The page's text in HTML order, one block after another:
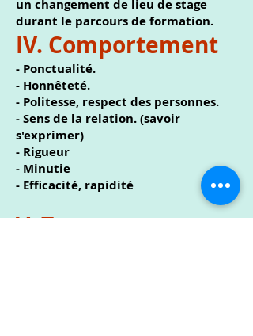
un changement de lieu de stage
durant le parcours de formation.
IV. Comportement
- Ponctualité.
- Honnêteté.
- Politesse, respect des personnes.
- Sens de la relation. (savoir
s'exprimer)
- Rigueur
- Minutie
- Efficacité, rapidité
V. Tenue